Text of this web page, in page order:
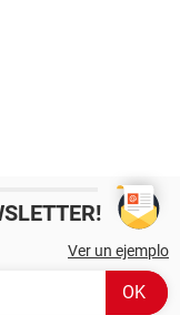
Ver un ejemplo